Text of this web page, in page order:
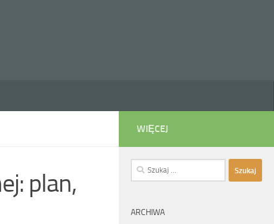
plan,
WIĘCEJ
Szukaj:
ARCHIWA